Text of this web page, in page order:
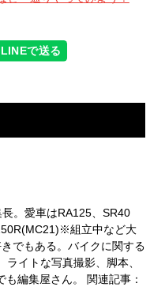
。愛車はRA125、SR40
組立中など大
でもある。バイクに関する
ライトな写真撮影、脚本、
も編集屋さん。 関連記事：